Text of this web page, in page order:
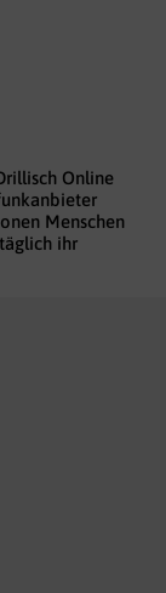
Online
Menschen
ihr